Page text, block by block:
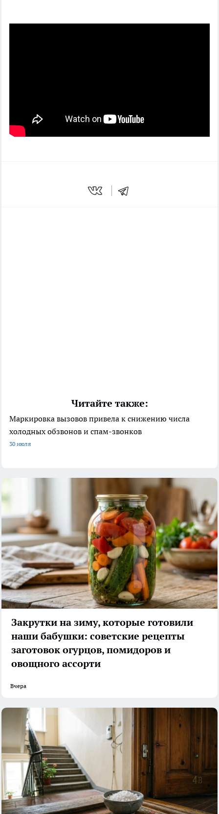
Читайте также:
Маркировка вызовов привела к снижению числа
холодных обзвонов и спам-звонков
30 июля
Закрутки на зиму, которые готовили
наши бабушки: советские рецепты
заготовок огурцов, помидоров и
овощного ассорти
Вчера